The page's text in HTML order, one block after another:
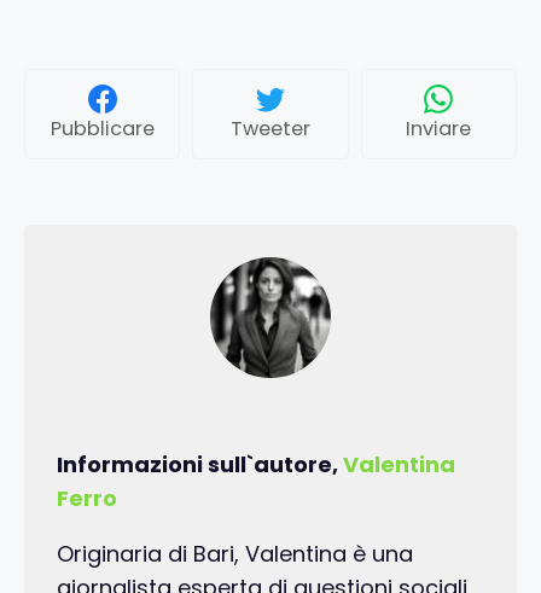
Pubblicare Tweeter Inviare
Informazioni sull`autore,Valentina
Ferro
Originaria di Bari, Valentina è una